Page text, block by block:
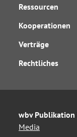
Ressourcen
Kooperationen
Verträge
Rechtliches
wbv Publikation
Media